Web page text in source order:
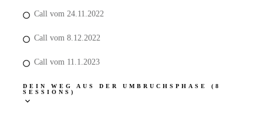
Call vom 24.11.2022
Call vom 8.12.2022
Call vom 11.1.2023
DEIN WEG AUS DER UMBRUCHSPHASE (8
SESSIONS)